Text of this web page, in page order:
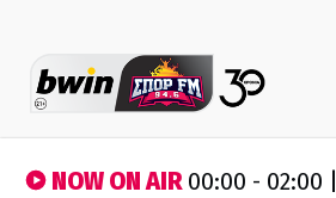
NOW ON AIR00:00 - 02:00 |